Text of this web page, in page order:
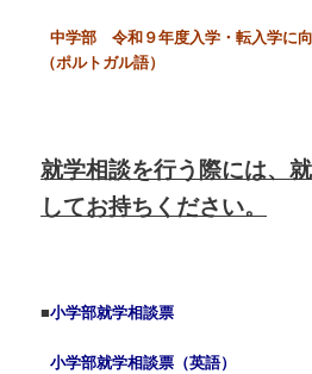
中学部 令和９年度入学・転入学に
（ポルトガル語）
就学相談を行う際には、
してお持ちください。
■小学部就学相談票
小学部就学相談票（英語）